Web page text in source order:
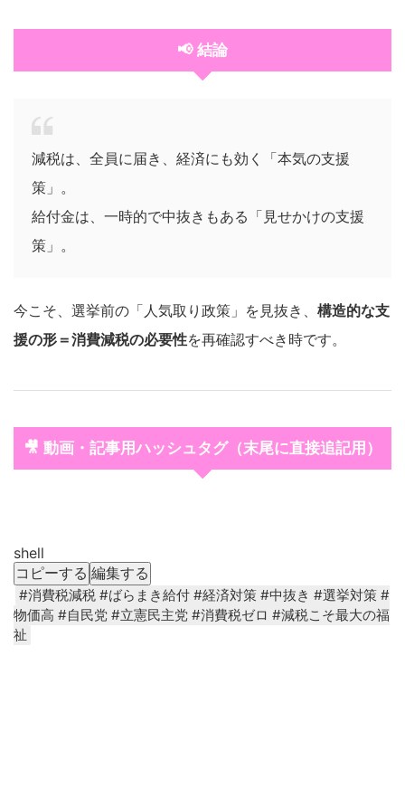
📢 結論
減税は、全員に届き、経済にも効く「本気の支援
策」。
給付金は、一時的で中抜きもある「見せかけの支援
策」。
今こそ、選挙前の「人気取り政策」を見抜き、 構造的な支
援の形＝消費減税の必要性を再確認すべき時です。
🎥 動画・記事用ハッシュタグ（末尾に直接追記用）
shell
コピーする 編集する
#消費税減税 #ばらまき給付 #経済対策 #中抜き #選挙対策 #
物価高 #自民党 #立憲民主党 #消費税ゼロ #減税こそ最大の福
祉